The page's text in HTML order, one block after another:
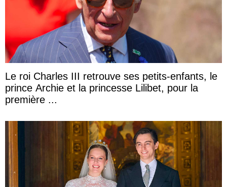
Le roi Charles III retrouve ses petits-enfants, le
prince Archie et la princesse Lilibet, pour la
première ...